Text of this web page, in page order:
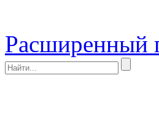
Расширенный